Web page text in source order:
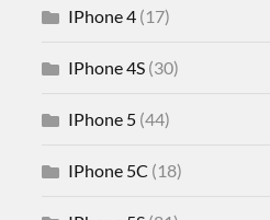
IPhone 4 (17)
IPhone 4S (30)
IPhone 5 (44)
IPhone 5C (18)